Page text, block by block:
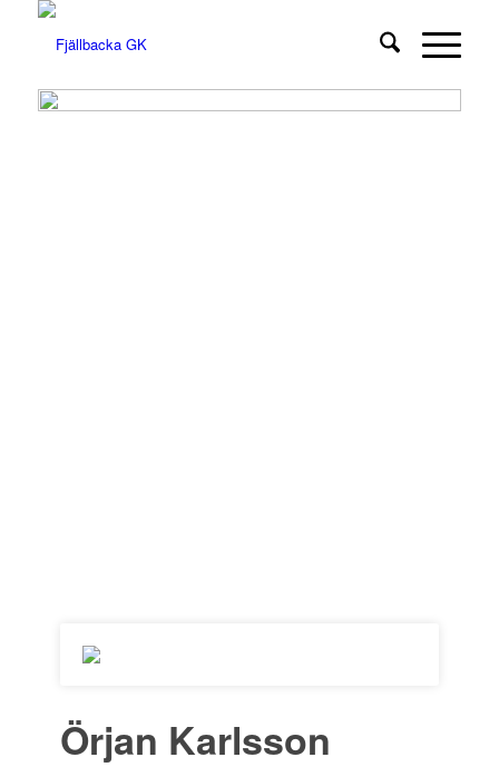
Örjan Karlsson